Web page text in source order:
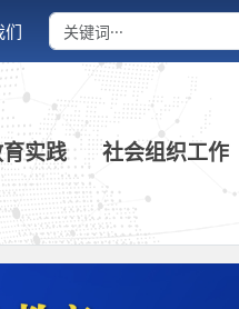
们
实践 社会组织工作